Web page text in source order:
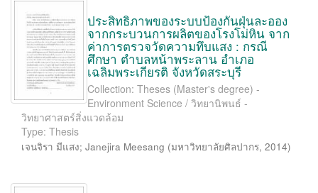
ประสิทธิภาพของระบบป้องกันฝุ่นละออง
จากกระบวนการผลิตของโรงโม่หิน จาก
ค่าการตรวจวัดความทึบแสง : กรณี
ศึกษา ตำบลหน้าพระลาน อำเภอ
เฉลิมพระเกียรติ จังหวัดสระบุรี
Collection: Theses (Master's degree) -
Environment Science / วิทยานิพนธ์ -
วิทยาศาสตร์สิ่งแวดล้อม
Type: Thesis
เจนจิรา มีแสง; Janejira Meesang (มหาวิทยาลัยศิลปากร, 2014)